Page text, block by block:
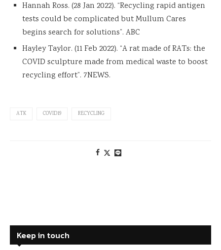
Hannah Ross. (28 Jan 2022). “Recycling rapid antigen
tests could be complicated but Mullum Cares
begins search for solutions”. ABC
Hayley Taylor. (11 Feb 2022). “A rat made of RATs: the
COVID sculpture made from medical waste to boost
recycling effort”. 7NEWS.
ATK COVID19 RECYCLING
Keep in touch